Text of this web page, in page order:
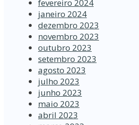
fevereiro 2024
janeiro 2024
dezembro 2023
novembro 2023
outubro 2023
setembro 2023
agosto 2023
julho 2023
junho 2023
maio 2023
abril 2023